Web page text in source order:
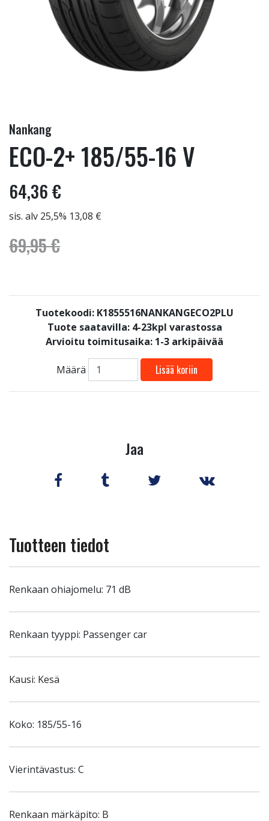
Nankang
ECO-2+ 185/55-16 V
64,36 €
sis. alv 25,5% 13,08 €
69,95 €
Tuotekoodi: K1855516NANKANGECO2PLU
Tuote saatavilla: 4-23kpl varastossa
Arvioitu toimitusaika: 1-3 arkipäivää
Määrä Lisää koriin
Jaa
Tuotteen tiedot
Renkaan ohiajomelu: 71 dB
Renkaan tyyppi: Passenger car
Kausi: Kesä
Koko: 185/55-16
Vierintävastus: C
Renkaan märkäpito: B